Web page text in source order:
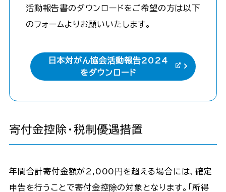
活動報告書のダウンロードをご希望の方は以下
のフォームよりお願いいたします。
日本対がん協会活動報告2024
をダウンロード
寄付金控除・税制優遇措置
年間合計寄付金額が2,000円を超える場合には、確定
申告を行うことで寄付金控除の対象となります。「所得